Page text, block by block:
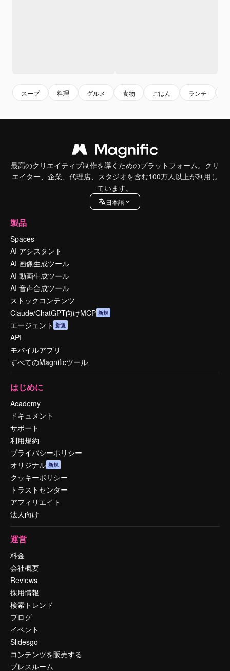
スープ 料理 グルメ 食物 ごはん ランチ
最高のクリエイティブ制作を導くためのプラットフォーム。クリ
エイター、企業、代理店、スタジオを含む100万人以上が利用し
ています。
日本語
製品
Spaces
AI アシスタント
AI 画像生成ツール
AI 動画生成ツール
AI 音声合成ツール
ストックコンテンツ
Claude/ChatGPT向けMCP 新規
エージェント 新規
API
モバイルアプリ
すべてのMagnificツール
はじめに
Academy
ドキュメント
サポート
利用規約
プライバシーポリシー
オリジナル 新規
クッキーポリシー
トラストセンター
アフィリエイト
法人向け
運営
料金
会社概要
Reviews
採用情報
検索トレンド
ブログ
イベント
Slidesgo
コンテンツを販売する
プレスルーム